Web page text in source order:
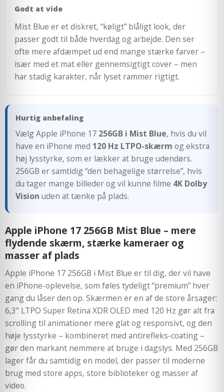
Godt at vide
Mist Blue er et diskret, “køligt” blåligt look, der
passer godt til både hverdag og arbejde. Den ser
ofte mere afdæmpet ud end mange stærke farver –
især med et mat eller gennemsigtigt cover – men
har stadig karakter, når lyset rammer rigtigt.
Hurtig anbefaling
Vælg Apple iPhone 17 256GB i Mist Blue, hvis du vil
have en iPhone med 120 Hz LTPO-skærm og ekstra
høj lysstyrke, som er lækker at bruge udendørs.
256GB er samtidig “den behagelige størrelse”, hvis
du tager mange billeder og vil kunne filme 4K Dolby
Vision uden at tænke på plads.
Apple iPhone 17 256GB Mist Blue – mere
flydende skærm, stærke kameraer og
masser af plads
Apple iPhone 17 256GB i Mist Blue er til dig, der vil have
en iPhone-oplevelse, som føles tydeligt “premium” hver
gang du låser den op. Skærmen er en af de store årsager:
6,3" LTPO Super Retina XDR OLED med 120 Hz gør alt fra
scrolling til animationer mere glat og responsivt, og den
høje lysstyrke – kombineret med antirefleks-coating –
gør den markant nemmere at bruge i dagslys. Med 256GB
lager får du samtidig en model, der passer til moderne
brug med store apps, store biblioteker og masser af
video.